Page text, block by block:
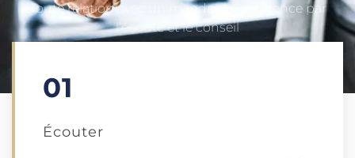
Toute relation avec un mandant commence par
l’écoute et le conseil
01
Écouter​